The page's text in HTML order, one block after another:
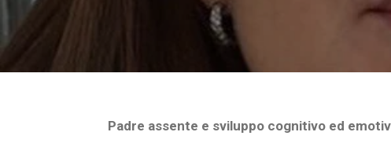
Padre assente e sviluppo cognitivo ed